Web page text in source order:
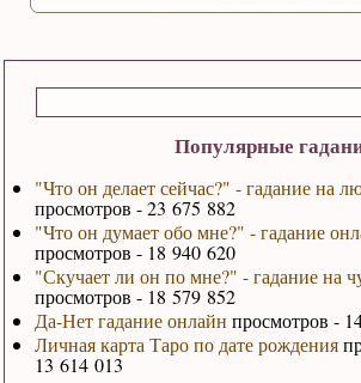
Популярные
"Что он делает сейчас?" - гадание на
просмотров - 23 675 882
"Что он думает обо мне?" - гадание
просмотров - 18 940 620
"Скучает ли он по мне?" - гадание на
просмотров - 18 579 852
Да-Нет гадание онлайн просмотров -
Личная карта Таро по дате рождения
13 614 013